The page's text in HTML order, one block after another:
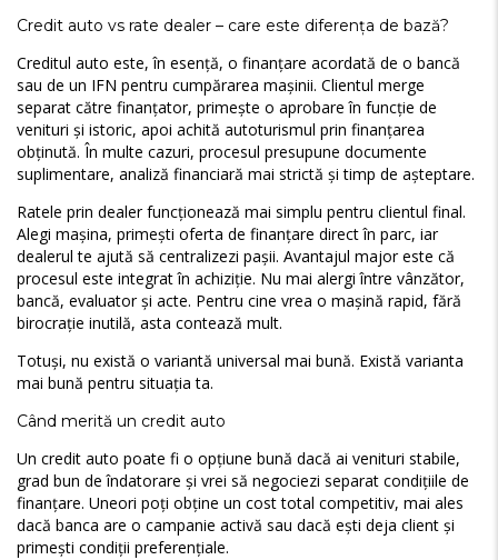
Credit auto vs rate dealer – care este diferența de bază?
Creditul auto este, în esență, o finanțare acordată de o bancă
sau de un IFN pentru cumpărarea mașinii. Clientul merge
separat către finanțator, primește o aprobare în funcție de
venituri și istoric, apoi achită autoturismul prin finanțarea
obținută. În multe cazuri, procesul presupune documente
suplimentare, analiză financiară mai strictă și timp de așteptare.
Ratele prin dealer funcționează mai simplu pentru clientul final.
Alegi mașina, primești oferta de finanțare direct în parc, iar
dealerul te ajută să centralizezi pașii. Avantajul major este că
procesul este integrat în achiziție. Nu mai alergi între vânzător,
bancă, evaluator și acte. Pentru cine vrea o mașină rapid, fără
birocrație inutilă, asta contează mult.
Totuși, nu există o variantă universal mai bună. Există varianta
mai bună pentru situația ta.
Când merită un credit auto
Un credit auto poate fi o opțiune bună dacă ai venituri stabile,
grad bun de îndatorare și vrei să negociezi separat condițiile de
finanțare. Uneori poți obține un cost total competitiv, mai ales
dacă banca are o campanie activă sau dacă ești deja client și
primești condiții preferențiale.